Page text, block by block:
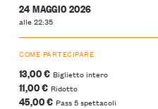
24 MAGGIO 2026
alle 22:35
COME PARTECIPARE
13,00 € Biglietto intero
11,00 € Ridotto
45,00 € Pass 5 spettacoli